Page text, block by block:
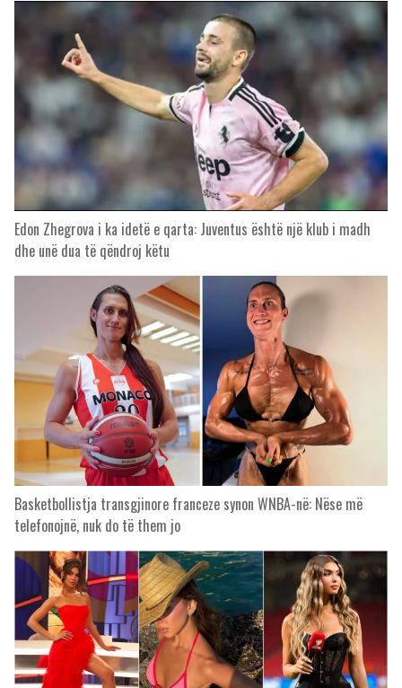
Edon Zhegrova i ka idetë e qarta: Juventus është një klub i madh
dhe unë dua të qëndroj këtu
Basketbollistja transgjinore franceze synon WNBA-në: Nëse më
telefonojnë, nuk do të them jo